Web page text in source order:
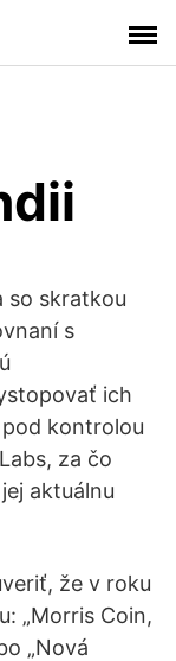
so skratkou
s
ich
kontrolou
za čo
aktuálnu
že v roku
„Morris Coin,
„Nová